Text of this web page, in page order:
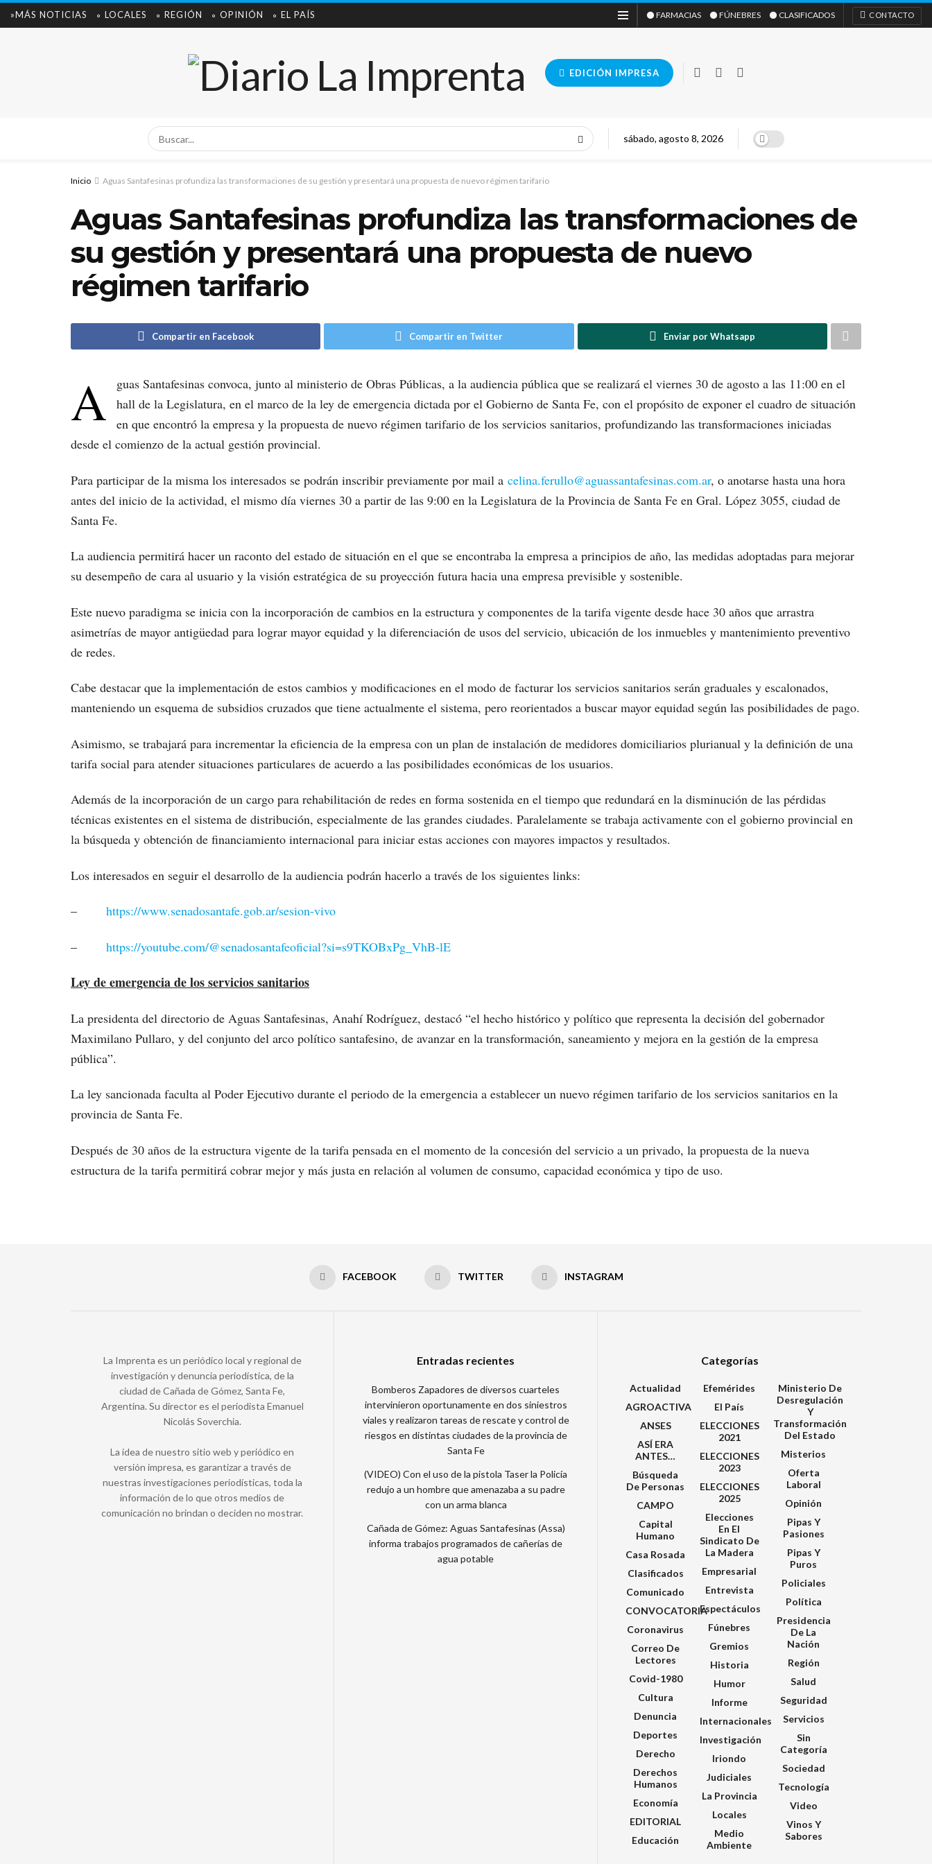
»MÁS NOTICIAS ∘ LOCALES ∘ REGIÓN ∘ OPINIÓN ∘ EL PAÍS ⚫ FARMACIAS ⚫ FÚNEBRES ⚫ CLASIFICADOS CONTACTO
EDICIÓN IMPRESA
sábado, agosto 8, 2026
Inicio Aguas Santafesinas profundiza las transformaciones de su gestión y presentará una propuesta de nuevo régimen tarifario
Aguas Santafesinas profundiza las transformaciones de
su gestión y presentará una propuesta de nuevo
régimen tarifario
Compartir en Facebook Compartir en Twitter Enviar por Whatsapp
A
guas Santafesinas convoca, junto al ministerio de Obras Públicas, a la audiencia pública que se realizará el viernes 30 de agosto a las 11:00 en el
hall de la Legislatura, en el marco de la ley de emergencia dictada por el Gobierno de Santa Fe, con el propósito de exponer el cuadro de situación
en que encontró la empresa y la propuesta de nuevo régimen tarifario de los servicios sanitarios, profundizando las transformaciones iniciadas
desde el comienzo de la actual gestión provincial.
Para participar de la misma los interesados se podrán inscribir previamente por mail a celina.ferullo@aguassantafesinas.com.ar, o anotarse hasta una hora
antes del inicio de la actividad, el mismo día viernes 30 a partir de las 9:00 en la Legislatura de la Provincia de Santa Fe en Gral. López 3055, ciudad de
Santa Fe.
La audiencia permitirá hacer un raconto del estado de situación en el que se encontraba la empresa a principios de año, las medidas adoptadas para mejorar
su desempeño de cara al usuario y la visión estratégica de su proyección futura hacia una empresa previsible y sostenible.
Este nuevo paradigma se inicia con la incorporación de cambios en la estructura y componentes de la tarifa vigente desde hace 30 años que arrastra
asimetrías de mayor antigüedad para lograr mayor equidad y la diferenciación de usos del servicio, ubicación de los inmuebles y mantenimiento preventivo
de redes.
Cabe destacar que la implementación de estos cambios y modificaciones en el modo de facturar los servicios sanitarios serán graduales y escalonados,
manteniendo un esquema de subsidios cruzados que tiene actualmente el sistema, pero reorientados a buscar mayor equidad según las posibilidades de pago.
Asimismo, se trabajará para incrementar la eficiencia de la empresa con un plan de instalación de medidores domiciliarios plurianual y la definición de una
tarifa social para atender situaciones particulares de acuerdo a las posibilidades económicas de los usuarios.
Además de la incorporación de un cargo para rehabilitación de redes en forma sostenida en el tiempo que redundará en la disminución de las pérdidas
técnicas existentes en el sistema de distribución, especialmente de las grandes ciudades. Paralelamente se trabaja activamente con el gobierno provincial en
la búsqueda y obtención de financiamiento internacional para iniciar estas acciones con mayores impactos y resultados.
Los interesados en seguir el desarrollo de la audiencia podrán hacerlo a través de los siguientes links:
– https://www.senadosantafe.gob.ar/sesion-vivo
– https://youtube.com/@senadosantafeoficial?si=s9TKOBxPg_VhB-lE
Ley de emergencia de los servicios sanitarios
La presidenta del directorio de Aguas Santafesinas, Anahí Rodríguez, destacó “el hecho histórico y político que representa la decisión del gobernador
Maximilano Pullaro, y del conjunto del arco político santafesino, de avanzar en la transformación, saneamiento y mejora en la gestión de la empresa
pública”.
La ley sancionada faculta al Poder Ejecutivo durante el periodo de la emergencia a establecer un nuevo régimen tarifario de los servicios sanitarios en la
provincia de Santa Fe.
Después de 30 años de la estructura vigente de la tarifa pensada en el momento de la concesión del servicio a un privado, la propuesta de la nueva
estructura de la tarifa permitirá cobrar mejor y más justa en relación al volumen de consumo, capacidad económica y tipo de uso.
FACEBOOK TWITTER INSTAGRAM
La Imprenta es un periódico local y regional de
investigación y denuncia periodística, de la
ciudad de Cañada de Gómez, Santa Fe,
Argentina. Su director es el periodista Emanuel
Nicolás Soverchia.
La idea de nuestro sitio web y periódico en
versión impresa, es garantizar a través de
nuestras investigaciones periodísticas, toda la
información de lo que otros medios de
comunicación no brindan o deciden no mostrar.
Entradas recientes
Bomberos Zapadores de diversos cuarteles
intervinieron oportunamente en dos siniestros
viales y realizaron tareas de rescate y control de
riesgos en distintas ciudades de la provincia de
Santa Fe
(VIDEO) Con el uso de la pistola Taser la Policía
redujo a un hombre que amenazaba a su padre
con un arma blanca
Cañada de Gómez: Aguas Santafesinas (Assa)
informa trabajos programados de cañerías de
agua potable
Categorías
Actualidad
AGROACTIVA
ANSES
ASÍ ERA
ANTES…
Búsqueda
De Personas
CAMPO
Capital
Humano
Casa Rosada
Clasificados
Comunicado
CONVOCATORIA
Coronavirus
Correo De
Lectores
Covid-1980
Cultura
Denuncia
Deportes
Derecho
Derechos
Humanos
Economía
EDITORIAL
Educación
Efemérides
El País
ELECCIONES
2021
ELECCIONES
2023
ELECCIONES
2025
Elecciones
En El
Sindicato De
La Madera
Empresarial
Entrevista
Espectáculos
Fúnebres
Gremios
Historia
Humor
Informe
Internacionales
Investigación
Iriondo
Judiciales
La Provincia
Locales
Medio
Ambiente
Ministerio De
Desregulación
Y
Transformación
Del Estado
Misterios
Oferta
Laboral
Opinión
Pipas Y
Pasiones
Pipas Y
Puros
Policiales
Política
Presidencia
De La
Nación
Región
Salud
Seguridad
Servicios
Sin
Categoría
Sociedad
Tecnología
Video
Vinos Y
Sabores